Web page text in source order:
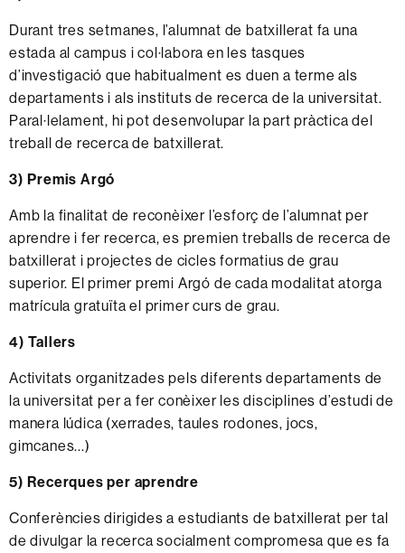
Durant tres setmanes, l’alumnat de batxillerat fa una
estada al campus i col·labora en les tasques
d’investigació que habitualment es duen a terme als
departaments i als instituts de recerca de la universitat.
Paral·lelament, hi pot desenvolupar la part pràctica del
treball de recerca de batxillerat.
3) Premis Argó
Amb la finalitat de reconèixer l’esforç de l’alumnat per
aprendre i fer recerca, es premien treballs de recerca de
batxillerat i projectes de cicles formatius de grau
superior. El primer premi Argó de cada modalitat atorga
matrícula gratuïta el primer curs de grau.
4) Tallers
Activitats organitzades pels diferents departaments de
la universitat per a fer conèixer les disciplines d’estudi de
manera lúdica (xerrades, taules rodones, jocs,
gimcanes...)
5) Recerques per aprendre
Conferències dirigides a estudiants de batxillerat per tal
de divulgar la recerca socialment compromesa que es fa